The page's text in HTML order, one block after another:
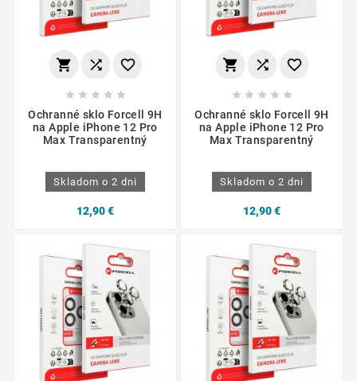
  
    
Ochranné sklo Forcell 9H
na Apple iPhone 12 Pro
Max Transparentný
Skladom o 2 dni
12,90 €
  
    
Ochranné sklo Forcell 9H
na Apple iPhone 12 Pro
Max Transparentný
Skladom o 2 dni
12,90 €